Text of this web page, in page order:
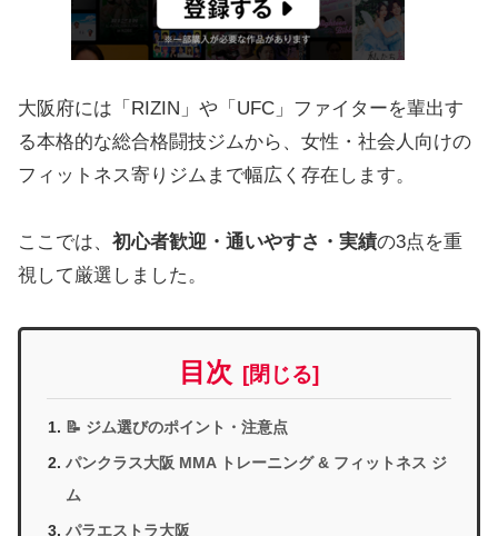
大阪府には「RIZIN」や「UFC」ファイターを輩出す
る本格的な総合格闘技ジムから、女性・社会人向けの
フィットネス寄りジムまで幅広く存在します。
ここでは、 初心者歓迎・通いやすさ・実績の3点を重
視して厳選しました。
目次
📝 ジム選びのポイント・注意点
パンクラス大阪 MMA トレーニング & フィットネス ジ
ム
パラエストラ大阪